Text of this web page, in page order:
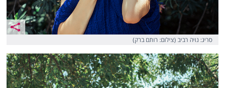
סריג: נויה רביב (צילום: רותם ברק)